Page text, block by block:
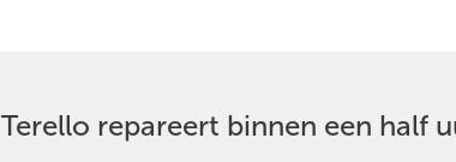
Terello repareert binnen een half